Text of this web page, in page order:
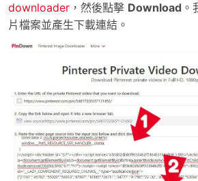
downloader ，然後點擊 Download 。
片檔案並產生下載連結。